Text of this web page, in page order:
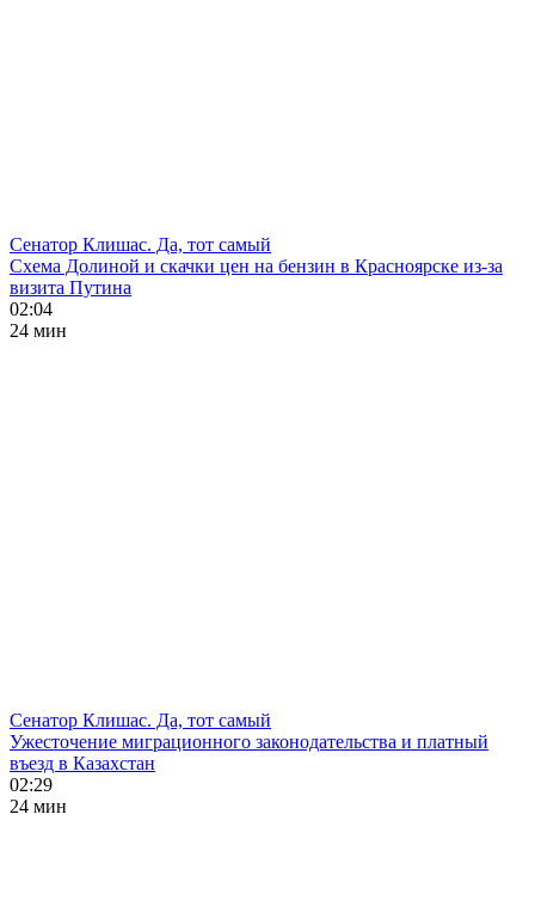
Сенатор Клишас. Да, тот самый
Схема Долиной и скачки цен на бензин в Красноярске из-за
визита Путина
02:04
24 мин
Сенатор Клишас. Да, тот самый
Ужесточение миграционного законодательства и платный
въезд в Казахстан
02:29
24 мин